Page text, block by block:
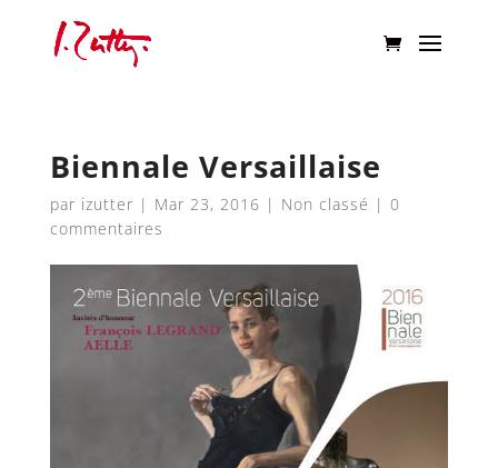
Biennale Versaillaise
par izutter | Mar 23, 2016 | Non classé | 0
commentaires